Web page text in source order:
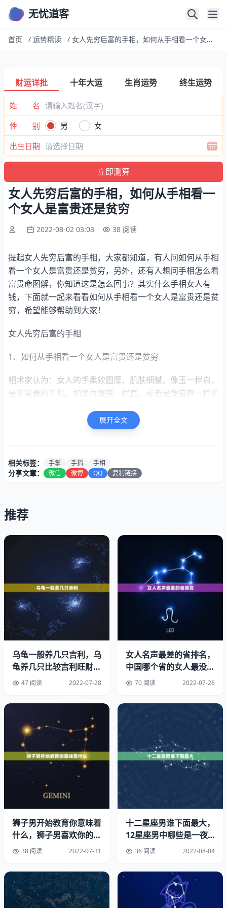
无忧道客
首页 / 运势精读 / 女人先穷后富的手相，如何从手相看一个女人是富贵还是贫穷
财运详批 十年大运 生肖运势 终生运势
姓 名
性 别
男
女
出生日期
女人先穷后富的手相，如何从手相看一
个女人是富贵还是贫穷
2022-08-02 03:03 38 阅读
提起女人先穷后富的手相，大家都知道，有人问如何从手相
看一个女人是富贵还是贫穷，另外，还有人想问手相怎么看
富贵命图解，你知道这是怎么回事？其实什么手相女人有
钱，下面就一起来看看如何从手相看一个女人是富贵还是贫
穷，希望能够帮助到大家！
女人先穷后富的手相
1、如何从手相看一个女人是富贵还是贫穷
相术家认为：女人的手柔软圆厚，肌肤细腻，像玉一样白，
是非常贵的手相。如果再像笋一样直，或者是像苔癣一样光
处理后事时，只有一个女儿烧香敬拜。陈抟入堂瞻仰，出来
后对别人说：“王家的女儿，我看不清她的脸，但看到了她
朝政。是女子，出嫁后肯定是国夫人。”后来，陈普公做了
参知政事，没有妻子，宋太宗说：“正本是江南旧族，有一
节要细，手指要长，平直，如果是像枪杆一样后面粗前面尖
闲，而且聪慧美丽。如果是干枯，手骨粗陋外显，青筋毕
露，手指疏松漏气，手指粗短，纹理杂乱如麻，必然愚昧。
手相分掌相，纹相，气相。也就是分看手骨肉形状，看纹理
线路，看手的气色几种。以下是简单自查手相的几种办法，
可以从中找到与自己手相对应的断语，来判断手相的富贵贫
贱。不过有一点要特别说明，好手不如好面，好面不如好
骨，骨好不如心好，心相才是相法的境界。归根究底，‘心
术不正长的再好，也不会有个好结局。1、手指细长，乐善
好施；2、手指粗短，卑鄙贪婪；3、手掌，有福有寿；4、
手掌干瘦，贫苦减寿；5、端正细滑，一生富足；6、粗
糙，之命；7、温香，富贵清闲；8、湿冷汗臭，凡俗粗
鄙；9、手指尖长，聪明伶俐；10、手指，鲁愚笨浊；11、
入不敷出；13、五指犹似春笋，清高贵显；14、五指粗陋
好像猪蹄，弱智愚钝；15、手指像葱白一样光滑，终生富
贵；16、手指像竹节一样干瘦，贫困；17、手掌像鸡掌一
样又薄又硬，弱智贫困；18、手掌像鹅掌一样大而有璞，
勤劳富足；19、手掌光滑，命主有财；20、手掌粗涩，鲁
莽；21、手指圆厚似干姜，持家有方；22、手指干瘦似枯
枝，理财无道；23、手掌方正四周，家财富足；24、手掌
修长四周扁平，居家贫苦；25、掌中有痣足智多谋；26、
黄主贫贱；29、手掌青色主贫苦；30、手掌白色主。
2、手相怎么看富贵命图解
掌丘是在手掌上凸出或的肉垫，称为丘或陵，其形状有点象
小山，故命名为丘，掌丘分为木星丘、土星丘、太阳丘、水
星丘、金星丘火星丘、第二火星丘等等，各代表着不同的含
展开全文
相关标签： 手掌 手指 手相
分享文章： 微信 微博 QQ 复制链接
推荐
乌龟一般养几只吉利，乌
龟养几只比较吉利旺财乌
龟养几只比会较吉利
47 阅读 2022-07-28
女人名声最差的省排名，
中国哪个省的女人最没地
位？是不是福建？
70 阅读 2022-07-26
狮子男开始教育你意味着
什么，狮子男喜欢你的
30表现暗示
38 阅读 2022-07-31
十二星座男谁下面最大，
12星座男中哪些是一夜N
次郎呢？
36 阅读 2022-08-04